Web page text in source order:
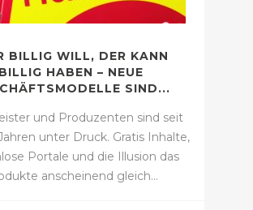
BILLIG WILL, DER KANN
BILLIG HABEN – NEUE
SIND...
und Produzenten sind seit
unter Druck. Gratis Inhalte,
Portale und die Illusion das
anscheinend gleich…